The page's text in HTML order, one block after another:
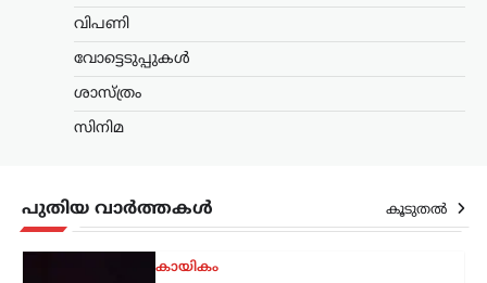
വിപണി
വോട്ടെടുപ്പുകൾ
ശാസ്ത്രം
സിനിമ
പുതിയ വാർത്തകൾ കൂടുതൽ
അന്വേഷണം ആരംഭിച്ച്
യുകെ പൊലീസ്
ന്യൂസ് ഡെസ്ക്
ഓഗസ്റ്റ്‌ 6, 2026
സംഭവത്തിൽ യുകെ പൊലീസ്
അന്വേഷണം ആരംഭിച്ചതായി അറിയിച്ചു.